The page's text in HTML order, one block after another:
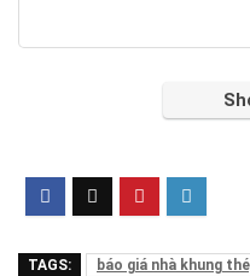
TAGS:
báo giá nhà khung